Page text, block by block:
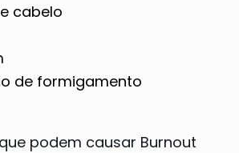
cabelo
de formigamento
podem causar Burnout